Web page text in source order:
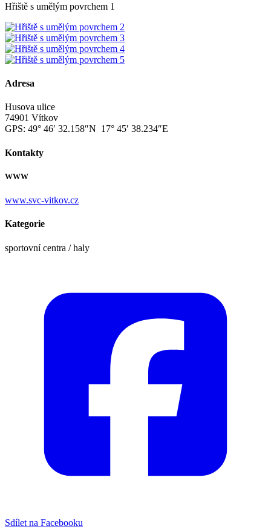
Hřiště s umělým povrchem 1
Adresa
Husova ulice
74901 Vítkov
GPS: 49° 46′ 32.158″N 17° 45′ 38.234″E
Kontakty
WWW
www.svc-vitkov.cz
Kategorie
sportovní centra / haly
Sdílet na Facebooku